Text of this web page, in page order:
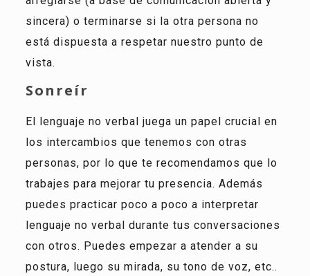
sincera) o terminarse si la otra persona no
está dispuesta a respetar nuestro punto de
vista.
Sonreír
El lenguaje no verbal juega un papel crucial en
los intercambios que tenemos con otras
personas, por lo que te recomendamos que lo
trabajes para mejorar tu presencia. Además
puedes practicar poco a poco a interpretar
lenguaje no verbal durante tus conversaciones
con otros. Puedes empezar a atender a su
postura, luego su mirada, su tono de voz, etc..